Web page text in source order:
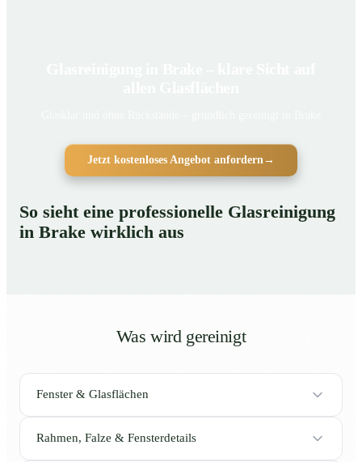
Jetzt kostenloses Angebot anfordern →
So sieht eine professionelle Glasreinigung
in Brake wirklich aus
Was wird gereinigt
Fenster & Glasflächen
Rahmen, Falze & Fensterdetails